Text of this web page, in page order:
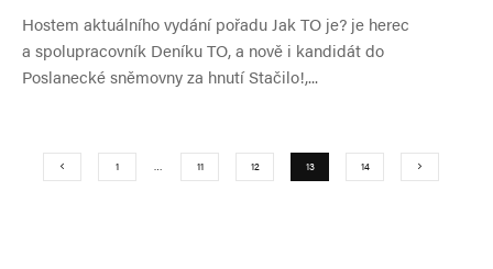
Hostem aktuálního vydání pořadu Jak TO je? je herec
a spolupracovník Deníku TO, a nově i kandidát do
Poslanecké sněmovny za hnutí Stačilo!,...
1 … 11 12 13 14